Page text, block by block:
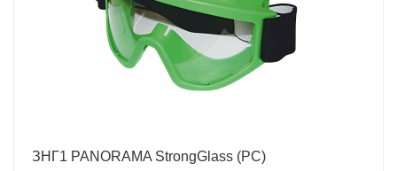
ЗНГ1 PANORAMA StrongGlass (PC)